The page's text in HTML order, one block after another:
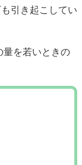
引き起こしてい
を若いときの